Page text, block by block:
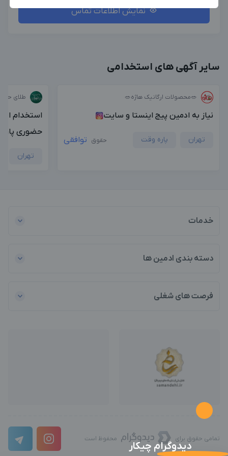
نمایش اطلاعات تماس
سایر آگهی های استخدامی
🥗محصولات ارگانیک هاژه🥗
نیاز به ادمین پیج اینستا و سایت
تهران پاره وقت حقوق توافقی
طلای
استخدام
حضوری
تهران
خدمات
دسته بندی ادمین ها
فرصت های شغلی
تمامی حقوق برای محفوظ است
دیدوگرام چیکار